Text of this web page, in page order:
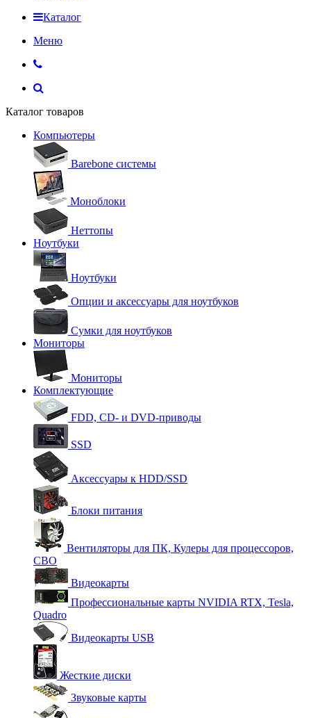
Каталог
Меню
Каталог товаров
Компьютеры
Barebone системы
Моноблоки
Неттопы
Ноутбуки
Ноутбуки
Опции и аксессуары для ноутбуков
Сумки для ноутбуков
Мониторы
Мониторы
Комплектующие
FDD, CD- и DVD-приводы
SSD
Аксессуары к HDD/SSD
Блоки питания
Вентиляторы для ПК, Кулеры для процессоров,
СВО
Видеокарты
Профессиональные карты NVIDIA RTX, Tesla,
Quadro
Видеокарты USB
Жесткие диски
Звуковые карты